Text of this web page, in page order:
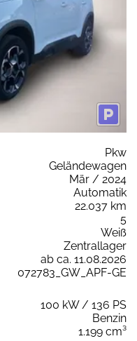
Pkw
Geländewagen
Mär / 2024
Automatik
22.037 km
5
Weiß
Zentrallager
ab ca. 11.08.2026
072783_GW_APF-GE
100 kW / 136 PS
Benzin
1.199 cm³